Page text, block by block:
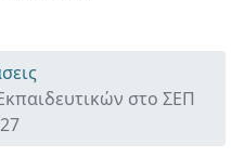
στο ΣΕΠ